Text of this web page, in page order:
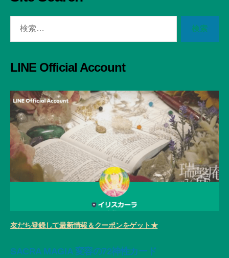
LINE Official Account
友だち登録して最新情報＆クーポンをゲット★
SACRA MAGIA 変容の72神性カード